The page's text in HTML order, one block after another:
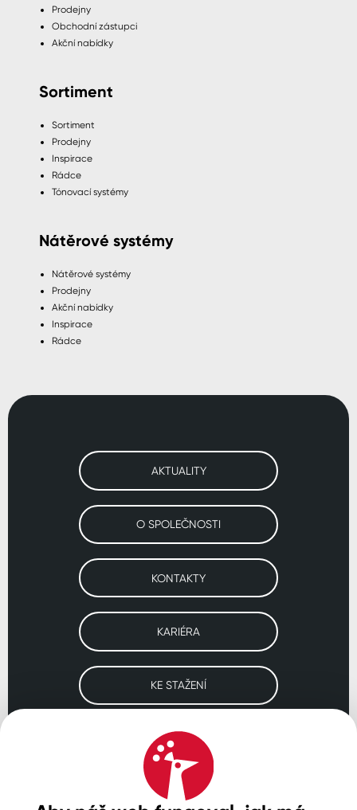
Prodejny
Obchodní zástupci
Akční nabídky
Sortiment
Sortiment
Prodejny
Inspirace
Rádce
Tónovací systémy
Nátěrové systémy
Nátěrové systémy
Prodejny
Akční nabídky
Inspirace
Rádce
AKTUALITY
O SPOLEČNOSTI
KONTAKTY
KARIÉRA
KE STAŽENÍ
Navštivte naše pobočky
SLOVENSKO POLSKO